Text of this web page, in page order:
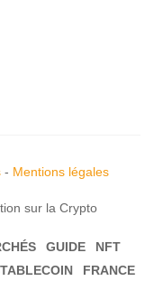
- Mentions légales
sur la Crypto
GUIDE
NFT
FRANCE